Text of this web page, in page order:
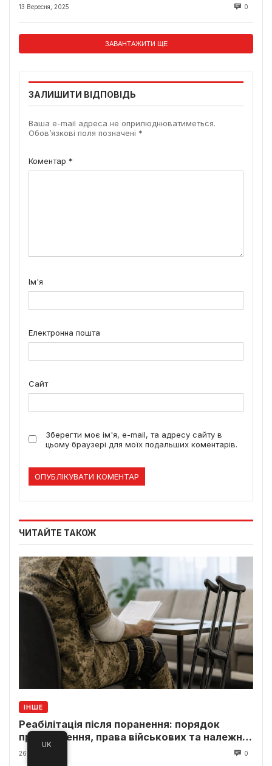
13 Вересня, 2025 0
ЗАВАНТАЖИТИ ЩЕ
ЗАЛИШИТИ ВІДПОВІДЬ
Ваша e-mail адреса не оприлюднюватиметься.
Обов’язкові поля позначені *
Коментар *
Ім'я
Електронна пошта
Сайт
Зберегти моє ім'я, e-mail, та адресу сайту в
цьому браузері для моїх подальших коментарів.
ЧИТАЙТЕ ТАКОЖ
ІНШЕ
Реабілітація після поранення: порядок
проходження, права військових та належні
виплати
26 Липня, 2026 0
UK